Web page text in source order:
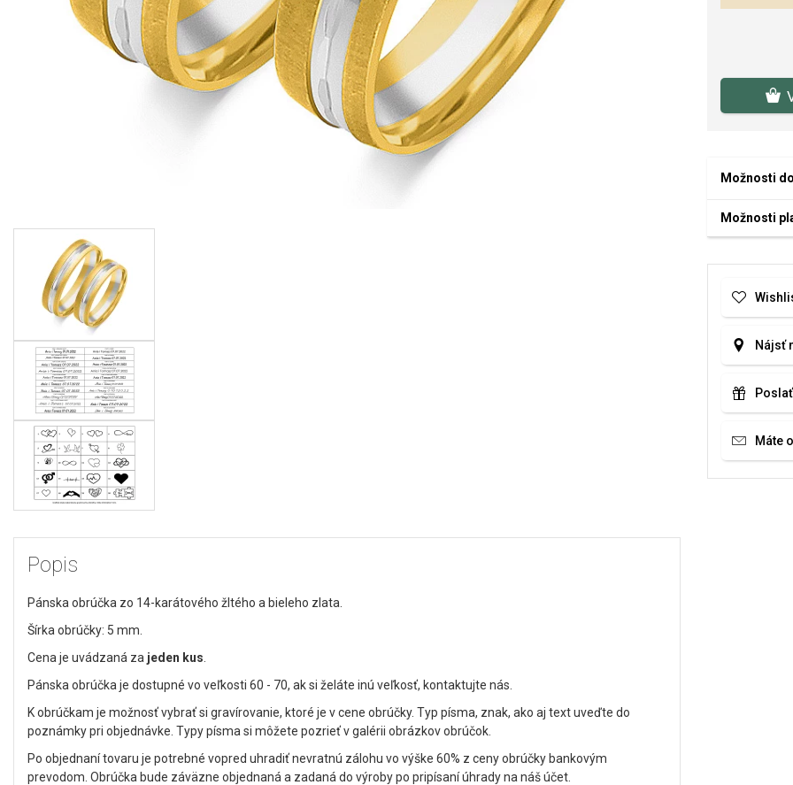
Popis
Pánska obrúčka zo 14-karátového žltého a bieleho zlata.
Šírka obrúčky: 5 mm.
Cena je uvádzaná za jeden kus
Pánska obrúčka je dostupné vo veľkosti 60 - 70, ak si želáte inú veľkosť, kontaktujte nás.
K obrúčkam je možnosť vybrať si gravírovanie, ktoré je v cene obrúčky. Typ písma, znak, ako aj text uveďte do
poznámky pri objednávke. Typy písma si môžete pozrieť v galérii obrázkov obrúčok.
Po objednaní tovaru je potrebné vopred uhradiť nevratnú zálohu vo výške 60% z ceny obrúčky bankovým
prevodom. Obrúčka bude záväzne objednaná a zadaná do výroby po pripísaní úhrady na náš účet.
Možnosti
Možnosti
Nájsť
Máte